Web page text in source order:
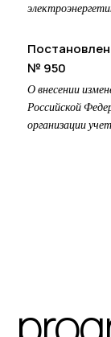
№ 950
О внесении
Российской
организации